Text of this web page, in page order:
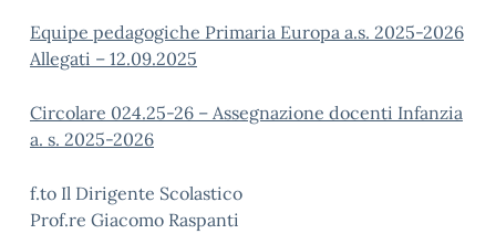
Equipe pedagogiche Primaria Europa a.s. 2025-2026
Allegati – 12.09.2025
Circolare 024.25-26 – Assegnazione docenti Infanzia
a. s. 2025-2026
f.to Il Dirigente Scolastico
Prof.re Giacomo Raspanti